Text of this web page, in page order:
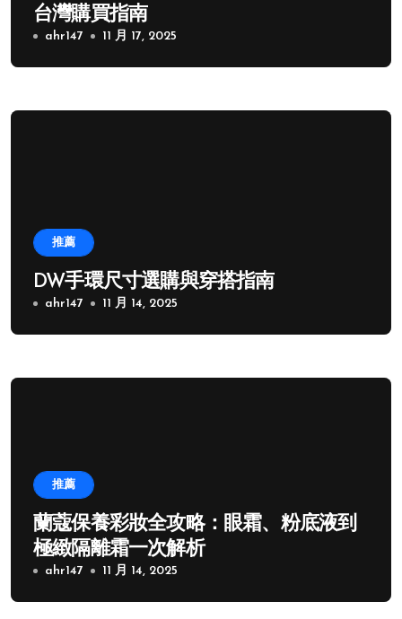
台灣購買指南
ahr147 11 月 17, 2025
推薦
DW手環尺寸選購與穿搭指南
ahr147 11 月 14, 2025
推薦
蘭蔻保養彩妝全攻略：眼霜、粉底液到
極緻隔離霜一次解析
ahr147 11 月 14, 2025